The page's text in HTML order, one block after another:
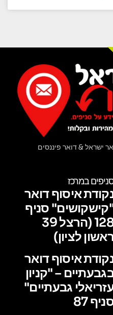
ישראל & דואר פיננסים
במרכז
איסוף דואר
סניף
128 (הרצל 39
ראשון לציון)
איסוף דואר
– "קניון
גבעתיים"
87